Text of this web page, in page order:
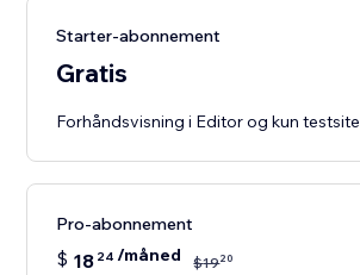
Starter-abonnement
Gratis
Forhåndsvisning i Editor og kun testsite
Pro-abonnement
$ 18 24 /måned $1920